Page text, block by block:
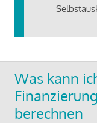
Was kann
berechnen